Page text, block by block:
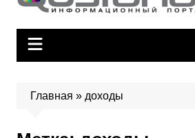
Главная » доходы